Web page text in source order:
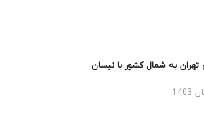
تهران به شمال کشور با نیسان